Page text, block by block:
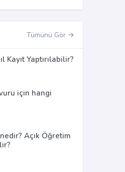
Tümünü Gör
Kayıt Yaptırılabilir?
için hangi
Açık Öğretim